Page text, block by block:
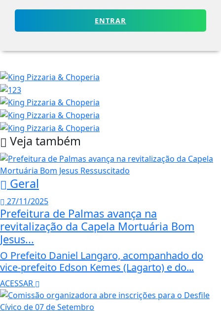
ENTRAR
Veja também
Geral
27/11/2025
Prefeitura de Palmas avança na
revitalização da Capela Mortuária Bom
Jesus...
O Prefeito Daniel Langaro, acompanhado do
vice-prefeito Edson Kemes (Lagarto) e do...
ACESSAR